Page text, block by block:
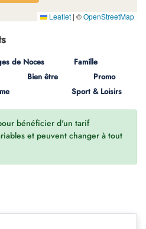
Leaflet | ©OpenStreetMap
de Noces
Famille
Bien être
Promo
Sport & Loisirs
bénéficier d'un tarif
et peuvent changer à tout